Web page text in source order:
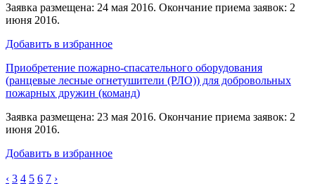
Заявка размещена: 24 мая 2016. Окончание приема заявок: 2
июня 2016.
Добавить в избранное
Приобретение пожарно-спасательного оборудования
(ранцевые лесные огнетушители (РЛО)) для добровольных
пожарных дружин (команд)
Заявка размещена: 23 мая 2016. Окончание приема заявок: 2
июня 2016.
Добавить в избранное
‹ 3 4 5 6 7 ›